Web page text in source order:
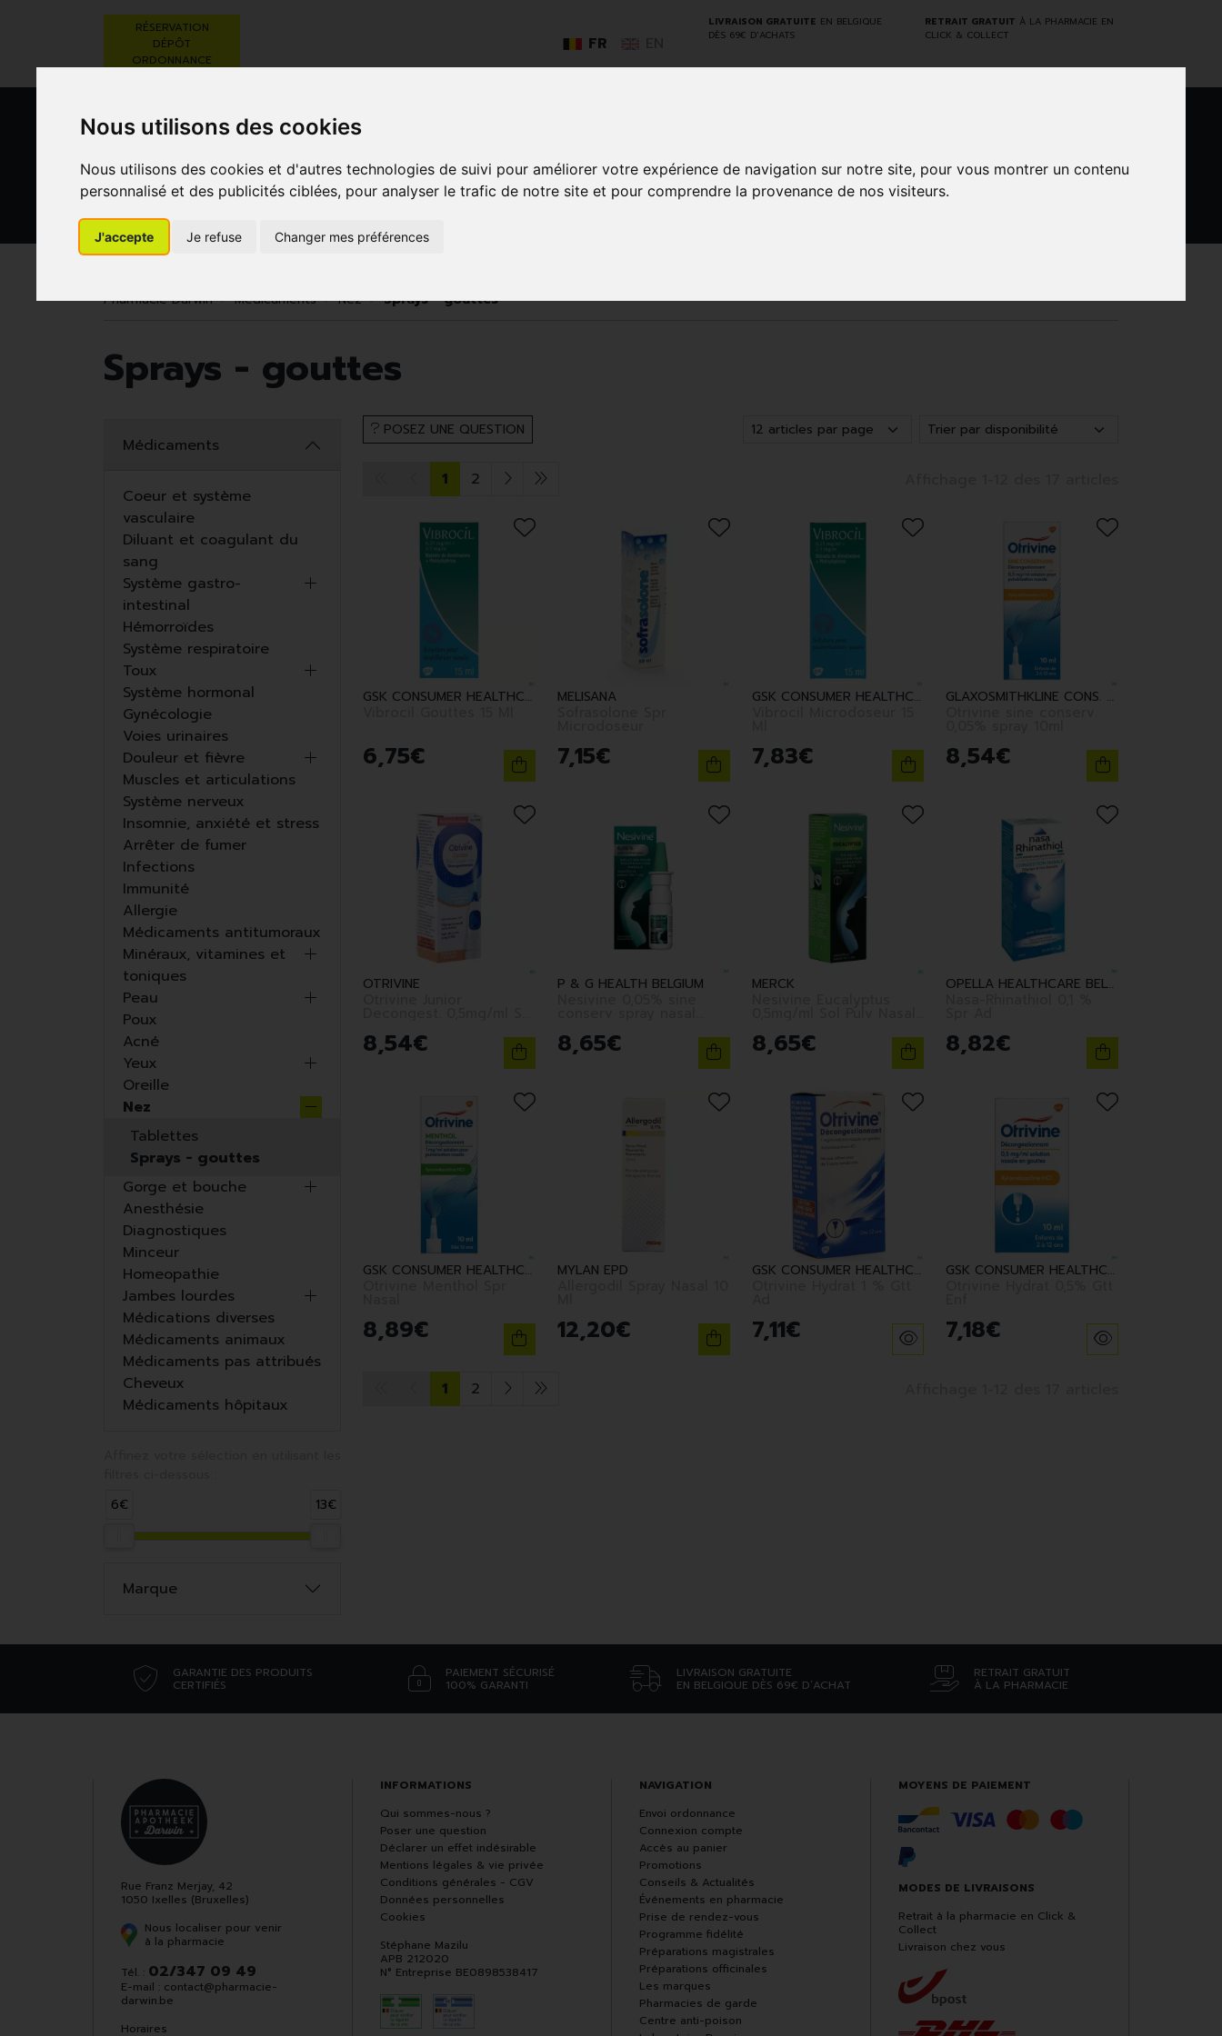
Nous utilisons des cookies
Nous utilisons des cookies et d'autres technologies de suivi pour améliorer votre expérience de navigation sur notre site, pour vous montrer un contenu
personnalisé et des publicités ciblées, pour analyser le trafic de notre site et pour comprendre la provenance de nos visiteurs.
J'accepte Je refuse Changer mes préférences
LIVRAISON GRATUITE EN BELGIQUE
DÈS 69€ D’ACHATS
RETRAIT GRATUIT À LA PHARMACIE EN
CLICK & COLLECT
FR
RÉSERVATION
DÉPÔT
ORDONNANCE
GO
BEAUTÉ,
SOINS ET
RÉGIME,
GROSSESSE
50+
Pharmacie Darwin Médicaments Nez Sprays - gouttes
Sprays - gouttes
POSEZ UNE QUESTION
1 2
GSK CONSUMER HEALTHCARE
6,75€
MELISANA
7,15€
GSK CONSUMER HEALTHCARE
7,83€
GLAXOSMITHKLINE CONS. HEALTHCARE
8,54€
OTRIVINE
8,54€
P & G HEALTH BELGIUM
8,65€
MERCK
8,65€
OPELLA HEALTHCARE BELGIUM SANV
8,82€
GSK CONSUMER HEALTHCARE
8,89€
MYLAN EPD
12,20€
GSK CONSUMER HEALTHCARE
7,11€
GSK CONSUMER HEALTHCARE
7,18€
1 2
Médicaments
Coeur et système
vasculaire
Diluant et coagulant du
sang
Système gastro-
intestinal
Hémorroïdes
Système respiratoire
Toux
Système hormonal
Gynécologie
Voies urinaires
Douleur et fièvre
Muscles et articulations
Système nerveux
Insomnie, anxiété et stress
Arrêter de fumer
Infections
Immunité
Allergie
Médicaments antitumoraux
Minéraux, vitamines et
toniques
Peau
Poux
Acné
Yeux
Oreille
Nez
Tablettes
Sprays - gouttes
Gorge et bouche
Anesthésie
Diagnostiques
Minceur
Homeopathie
Jambes lourdes
Médications diverses
Médicaments animaux
Médicaments pas attribués
Cheveux
Médicaments hôpitaux
6€
13€
Marque
GARANTIE DES PRODUITS
CERTIFIÉS
PAIEMENT SÉCURISÉ
100% GARANTI
LIVRAISON GRATUITE
EN BELGIQUE DÈS 69€ D’ACHAT
RETRAIT GRATUIT
À LA PHARMACIE
Rue Franz Merjay, 42
1050 Ixelles (Bruxelles)
Nous localiser pour venir
à la pharmacie
Tél. : 02/347 09 49
E-mail : contact@pharmacie-
darwin.be
Horaires
INFORMATIONS
Qui sommes-nous ?
Poser une question
Déclarer un effet indésirable
Mentions légales & vie privée
Conditions générales - CGV
Données personnelles
Cookies
Stéphane Mazilu
APB 212020
N° Entreprise BE0898538417
NAVIGATION
Envoi ordonnance
Connexion compte
Accès au panier
Promotions
Conseils & Actualités
Événements en pharmacie
Prise de rendez-vous
Programme fidélité
Préparations magistrales
Préparations officinales
Les marques
Pharmacies de garde
Centre anti-poison
MOYENS DE PAIEMENT
MODES DE LIVRAISONS
Retrait à la pharmacie en Click &
Collect
Livraison chez vous